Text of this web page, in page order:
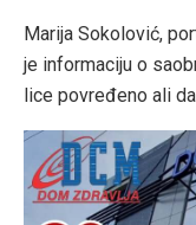
Marija Sokolović,
je informaciju o
lice povređeno ali